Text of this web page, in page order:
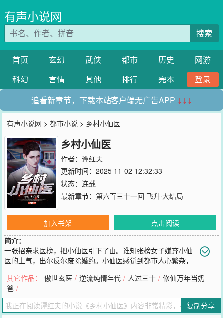
有声小说网
搜索
首页 玄幻 武侠 都市 历史
网游
科幻
言情 其他 排行 完本
登录
追看新章节，下载本站客户端无广告APP ↓↓↓
有声小说网 >都市小说 > 乡村小仙医
乡村小仙医
作者： 谭红夫
更新时间：2025-11-02 12:32:33
状态：连载
最新章节： 第六百三十一回 飞升·大结局
加入书架
点击阅读
简介：
一张招亲求医榜，把小仙医引下了山。谁知张榜女子嫌弃小仙
医的土气，出尔反尔废除婚约。小仙医感觉到都市人心繁杂，
人生，用上古医术和太乙神针，一针定生死，救治德缘人！
您要是觉得《
信里的朋友推荐哦！
其它作品： 傲世玄医 / 逆流纯情年代 / 人过三十 / 修仙万年当奶
爸 /
复制分享